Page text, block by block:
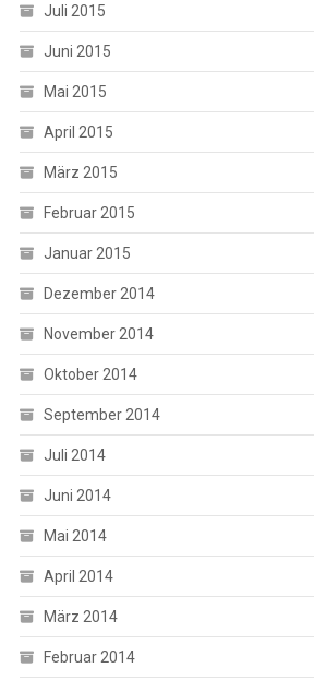
Juli 2015
Juni 2015
Mai 2015
April 2015
März 2015
Februar 2015
Januar 2015
Dezember 2014
November 2014
Oktober 2014
September 2014
Juli 2014
Juni 2014
Mai 2014
April 2014
März 2014
Februar 2014